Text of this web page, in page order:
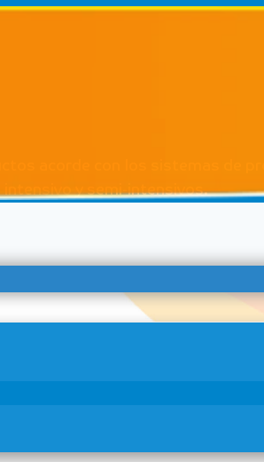
acorde con los sistemas de
y semi-intensivos.